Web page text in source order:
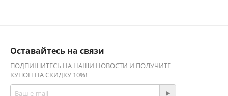
Оставайтесь на связи
ПОДПИШИТЕСЬ НА НАШИ НОВОСТИ И ПОЛУЧИТЕ
КУПОН НА СКИДКУ 10%!